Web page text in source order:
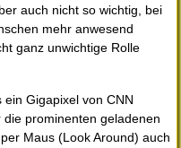
auch nicht so wichtig, bei
mehr anwesend
ganz unwichtige Rolle
Gigapixel von CNN
prominenten geladenen
Maus (Look Around) auch